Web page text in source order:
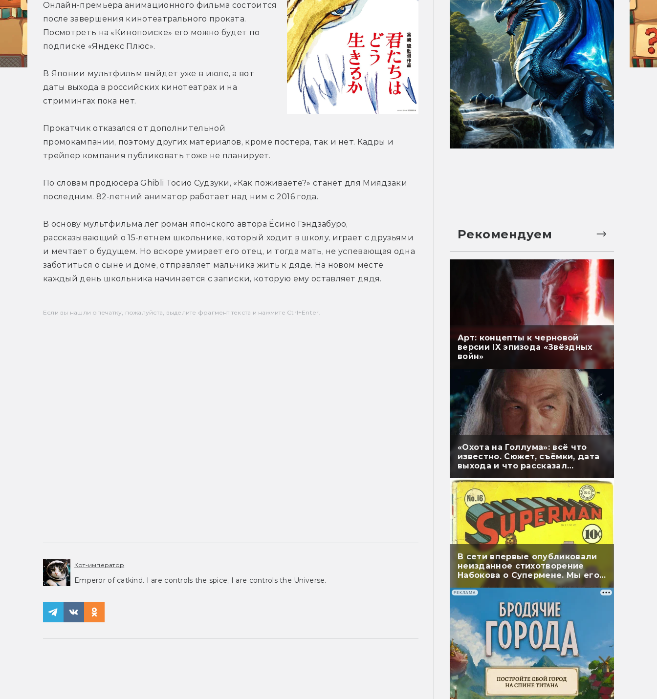
Онлайн-премьера анимационного фильма состоится
после завершения кинотеатрального проката.
Посмотреть на «Кинопоиске» его можно будет по
подписке «Яндекс Плюс».
В Японии мультфильм выйдет уже в июле, а вот
даты выхода в российских кинотеатрах и на
стримингах пока нет.
Прокатчик отказался от дополнительной
промокампании, поэтому других материалов, кроме постера, так и нет. Кадры и
трейлер компания публиковать тоже не планирует.
По словам продюсера Ghibli Тосио Судзуки, «Как поживаете?» станет для Миядзаки
последним. 82-летний аниматор работает над ним с 2016 года.
В основу мультфильма лёг роман японского автора Ёсино Гэндзабуро,
рассказывающий о 15-летнем школьнике, который ходит в школу, играет с друзьями
и мечтает о будущем. Но вскоре умирает его отец, и тогда мать, не успевающая одна
заботиться о сыне и доме, отправляет мальчика жить к дяде. На новом месте
каждый день школьника начинается с записки, которую ему оставляет дядя.
Если вы нашли опечатку, пожалуйста, выделите фрагмент текста и нажмите Ctrl+Enter.
Кот-император
Emperor of catkind. I are controls the spice, I are controls the Universe.
Рекомендуем
Арт: концепты к черновой
версии IX эпизода «Звёздных
войн»
«Охота на Голлума»: всё что
известно. Сюжет, съёмки, дата
выхода и что рассказал
В сети впервые опубликовали
неизданное стихотворение
Набокова о Супермене. Мы его
перевели
РЕКЛАМА